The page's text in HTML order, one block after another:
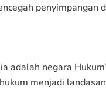
penyimpangan
adalah negara
menjadi landasan